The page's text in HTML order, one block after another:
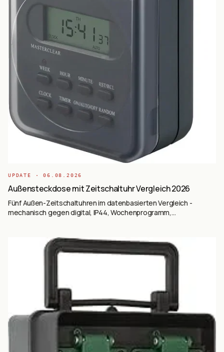
UPDATE ·06.08.2026
Außensteckdose mit Zeitschaltuhr Vergleich 2026
Fünf Außen-Zeitschaltuhren im datenbasierten Vergleich -
mechanisch gegen digital, IP44, Wochenprogramm,